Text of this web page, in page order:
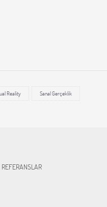
Reality Sanal Gerçeklik
REFERANSLAR